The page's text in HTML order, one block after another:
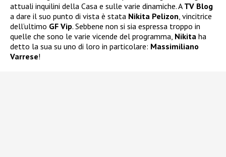
attuali inquilini della Casa e sulle varie dinamiche. A TV Blog
a dare il suo punto di vista è stata Nikita Pelizon , vincitrice
dell’ultimo GF Vip. Sebbene non si sia espressa troppo in
quelle che sono le varie vicende del programma, Nikita ha
detto la sua su uno di loro in particolare: Massimiliano
Varrese!